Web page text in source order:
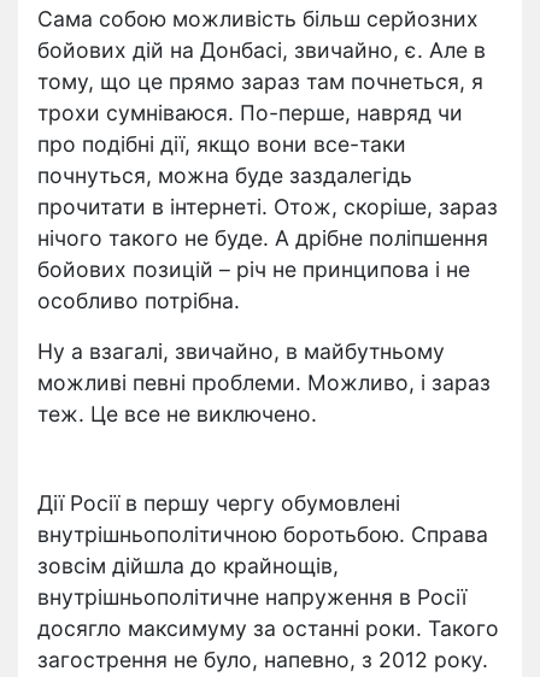
Сама собою можливість більш серйозних
бойових дій на Донбасі, звичайно, є. Але в
тому, що це прямо зараз там почнеться, я
трохи сумніваюся. По-перше, навряд чи
про подібні дії, якщо вони все-таки
почнуться, можна буде заздалегідь
прочитати в інтернеті. Отож, скоріше, зараз
нічого такого не буде. А дрібне поліпшення
бойових позицій – річ не принципова і не
особливо потрібна.
Ну а взагалі, звичайно, в майбутньому
можливі певні проблеми. Можливо, і зараз
теж. Це все не виключено.
Дії Росії в першу чергу обумовлені
внутрішньополітичною боротьбою. Справа
зовсім дійшла до крайнощів,
внутрішньополітичне напруження в Росії
досягло максимуму за останні роки. Такого
загострення не було, напевно, з 2012 року.